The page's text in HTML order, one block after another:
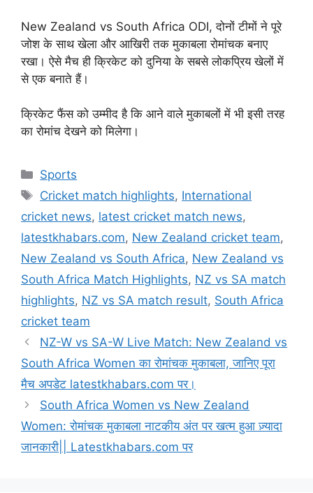
New Zealand vs South Africa ODI, दोनों टीमों ने पूरे
जोश के साथ खेला और आखिरी तक मुकाबला रोमांचक बनाए
रखा। ऐसे मैच ही क्रिकेट को दुनिया के सबसे लोकप्रिय खेलों में
से एक बनाते हैं।
क्रिकेट फैंस को उम्मीद है कि आने वाले मुकाबलों में भी इसी तरह
का रोमांच देखने को मिलेगा।
Categories
Sports
Tags
Cricket match highlights, International
cricket news, latest cricket match news,
latestkhabars.com, New Zealand cricket team,
New Zealand vs South Africa, New Zealand vs
South Africa Match Highlights, NZ vs SA match
highlights, NZ vs SA match result, South Africa
cricket team
NZ-W vs SA-W Live Match: New Zealand vs
South Africa Women का रोमांचक मुकाबला, जानिए पूरा
मैच अपडेट latestkhabars.com पर।
South Africa Women vs New Zealand
Women: रोमांचक मुकाबला नाटकीय अंत पर खत्म हुआ ज़्यादा
जानकारी|| Latestkhabars.com पर